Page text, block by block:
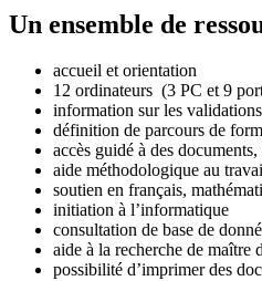
Un ensemble de
accueil et orientation
12 ordinateurs (3 PC et 9
information sur les
définition de parcours de
accès guidé à des
aide méthodologique au
soutien en français,
initiation à l’informatique
consultation de base de
aide à la recherche de maître
possibilité d’imprimer des